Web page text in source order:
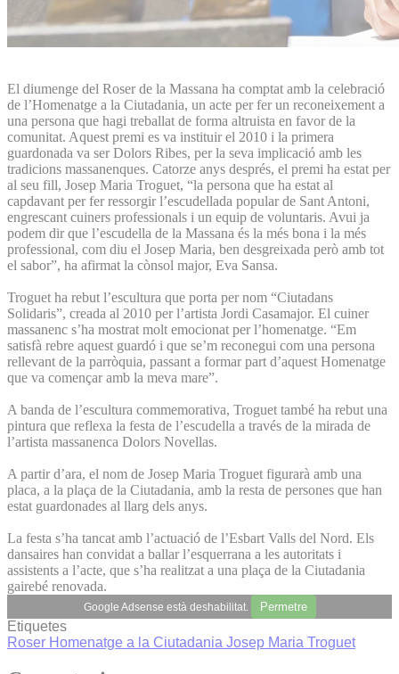
El diumenge del Roser de la Massana ha comptat amb la celebració
de l’Homenatge a la Ciutadania, un acte per fer un reconeixement a
una persona que hagi treballat de forma altruista en favor de la
comunitat. Aquest premi es va instituir el 2010 i la primera
guardonada va ser Dolors Ribes, per la seva implicació amb les
tradicions massanenques. Catorze anys després, el premi ha estat per
al seu fill, Josep Maria Troguet, “la persona que ha estat al
capdavant per fer ressorgir l’escudellada popular de Sant Antoni,
engrescant cuiners professionals i un equip de voluntaris. Avui ja
podem dir que l’escudella de la Massana és la més bona i la més
professional, com diu el Josep Maria, ben desgreixada però amb tot
el sabor”, ha afirmat la cònsol major, Eva Sansa.
Troguet ha rebut l’escultura que porta per nom “Ciutadans
Solidaris”, creada al 2010 per l’artista Jordi Casamajor. El cuiner
massanenc s’ha mostrat molt emocionat per l’homenatge. “Em
satisfà rebre aquest guardó i que se’m reconegui com una persona
rellevant de la parròquia, passant a formar part d’aquest Homenatge
que va començar amb la meva mare”.
A banda de l’escultura commemorativa, Troguet també ha rebut una
pintura que reflexa la festa de l’escudella a través de la mirada de
l’artista massanenca Dolors Novellas.
A partir d’ara, el nom de Josep Maria Troguet figurarà amb una
placa, a la plaça de la Ciutadania, amb la resta de persones que han
estat guardonades al llarg dels anys.
La festa s’ha tancat amb l’actuació de l’Esbart Valls del Nord. Els
dansaires han convidat a ballar l’esquerrana a les autoritats i
assistents a l’acte, que s’ha realitzat a una plaça de la Ciutadania
gairebé renovada.
Google Adsense està deshabilitat. Permetre
Etiquetes
Roser Homenatge a la Ciutadania Josep Maria Troguet